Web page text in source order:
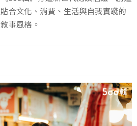
貼合文化、消費、生活與自我實踐的
敘事風格。